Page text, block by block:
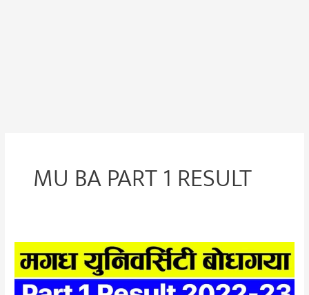
MU BA PART 1 RESULT
Magadh
University
Part